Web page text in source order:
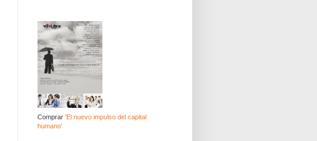
Comprar 'El nuevo impulso del capital
humano'